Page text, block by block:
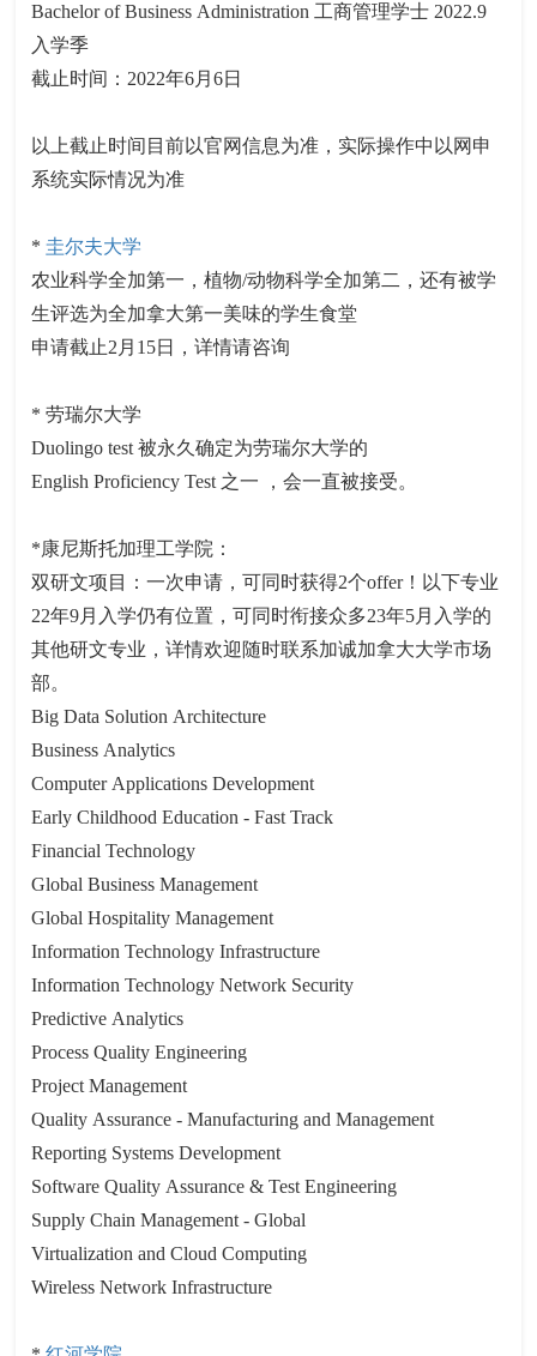
Bachelor of Business Administration 工商管理学士 2022.9
入学季
截止时间：2022年6月6日
以上截止时间目前以官网信息为准，实际操作中以网申
系统实际情况为准
*圭尔夫大学
农业科学全加第一，植物/动物科学全加第二，还有被学
生评选为全加拿大第一美味的学生食堂
申请截止2月15日，详情请咨询
* 劳瑞尔大学
Duolingo test 被永久确定为劳瑞尔大学的
English Proficiency Test 之一 ，会一直被接受。
*康尼斯托加理工学院：
双研文项目：一次申请，可同时获得2个offer！以下专业
22年9月入学仍有位置，可同时衔接众多23年5月入学的
其他研文专业，详情欢迎随时联系加诚加拿大大学市场
部。
Big Data Solution Architecture
Business Analytics
Computer Applications Development
Early Childhood Education - Fast Track
Financial Technology
Global Business Management
Global Hospitality Management
Information Technology Infrastructure
Information Technology Network Security
Predictive Analytics
Process Quality Engineering
Project Management
Quality Assurance - Manufacturing and Management
Reporting Systems Development
Software Quality Assurance & Test Engineering
Supply Chain Management - Global
Virtualization and Cloud Computing
Wireless Network Infrastructure